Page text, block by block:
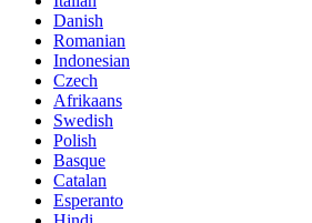
Danish
Romanian
Indonesian
Czech
Afrikaans
Swedish
Polish
Basque
Catalan
Esperanto